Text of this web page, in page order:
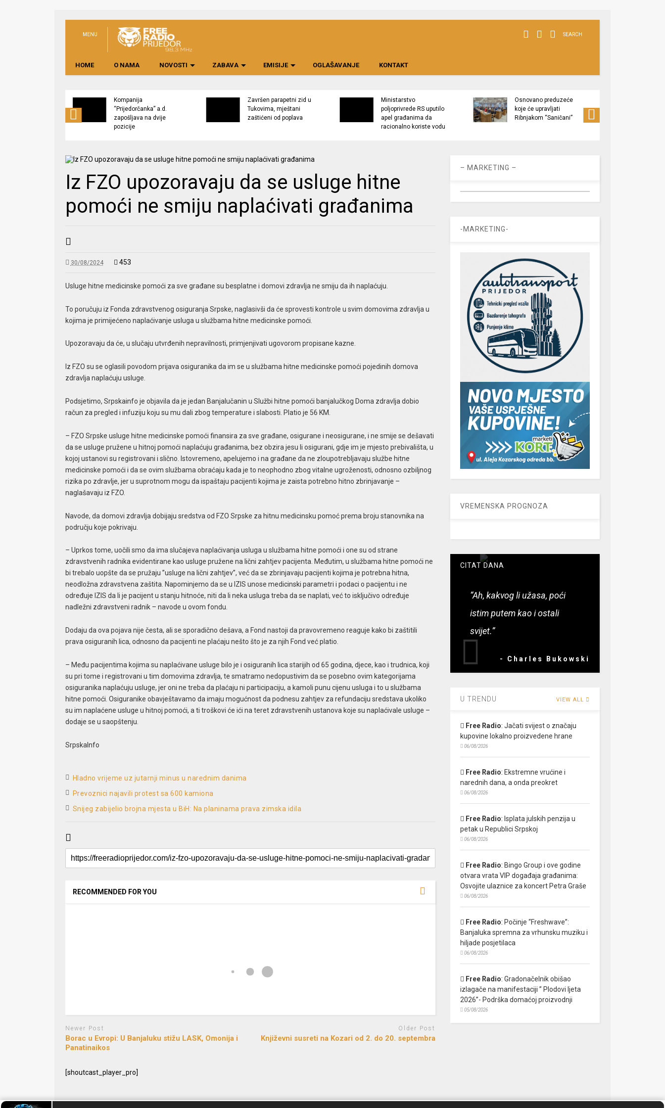
MENU SEARCH
HOME O NAMA NOVOSTI ZABAVA EMISIJE OGLAŠAVANJE KONTAKT
Kompanija
“Prijedorčanka” a.d.
zapošljava na dvije
pozicije
Završen parapetni zid u
Tukovima, mještani
zaštićeni od poplava
Ministarstvo
poljoprivrede RS uputilo
apel građanima da
racionalno koriste vodu
Osnovano preduzeće
koje će upravljati
Ribnjakom “Saničani”
Iz FZO upozoravaju da se usluge hitne
pomoći ne smiju naplaćivati građanima
30/08/2024 453
Usluge hitne medicinske pomoći za sve građane su besplatne i domovi zdravlja ne smiju da ih naplaćuju.
To poručuju iz Fonda zdravstvenog osiguranja Srpske, naglasivši da će sprovesti kontrole u svim domovima zdravlja u
kojima je primijećeno naplaćivanje usluga u službama hitne medicinske pomoći.
Upozoravaju da će, u slučaju utvrđenih nepravilnosti, primjenjivati ugovorom propisane kazne.
Iz FZO su se oglasili povodom prijava osiguranika da im se u službama hitne medicinske pomoći pojedinih domova
zdravlja naplaćuju usluge.
Podsjetimo, Srpskainfo je objavila da je jedan Banjalučanin u Službi hitne pomoći banjalučkog Doma zdravlja dobio
račun za pregled i infuziju koju su mu dali zbog temperature i slabosti. Platio je 56 KM.
– FZO Srpske usluge hitne medicinske pomoći finansira za sve građane, osigurane i neosigurane, i ne smije se dešavati
da se usluge pružene u hitnoj pomoći naplaćuju građanima, bez obzira jesu li osigurani, gdje im je mjesto prebivališta, u
kojoj ustanovi su registrovani i slično. Istovremeno, apelujemo i na građane da ne zloupotrebljavaju službe hitne
medicinske pomoći i da se ovim službama obraćaju kada je to neophodno zbog vitalne ugroženosti, odnosno ozbiljnog
rizika po zdravlje, jer u suprotnom mogu da ispaštaju pacijenti kojima je zaista potrebno hitno zbrinjavanje –
naglašavaju iz FZO.
Navode, da domovi zdravlja dobijaju sredstva od FZO Srpske za hitnu medicinsku pomoć prema broju stanovnika na
području koje pokrivaju.
– Uprkos tome, uočili smo da ima slučajeva naplaćivanja usluga u službama hitne pomoći i one su od strane
zdravstvenih radnika evidentirane kao usluge pružene na lični zahtjev pacijenta. Međutim, u službama hitne pomoći ne
bi trebalo uopšte da se pružaju ”usluge na lični zahtjev”, već da se zbrinjavaju pacijenti kojima je potrebna hitna,
neodložna zdravstvena zaštita. Napominjemo da se u IZIS unose medicinski parametri i podaci o pacijentu i ne
određuje IZIS da li je pacijent u stanju hitnoće, niti da li neka usluga treba da se naplati, već to isključivo određuje
nadležni zdravstveni radnik – navode u ovom fondu.
Dodaju da ova pojava nije česta, ali se sporadično dešava, a Fond nastoji da pravovremeno reaguje kako bi zaštitili
prava osiguranih lica, odnosno da pacijenti ne plaćaju nešto što je za njih Fond već platio.
– Među pacijentima kojima su naplaćivane usluge bilo je i osiguranih lica starijih od 65 godina, djece, kao i trudnica, koji
su pri tome i registrovani u tim domovima zdravlja, te smatramo nedopustivim da se posebno ovim kategorijama
osiguranika naplaćuju usluge, jer oni ne treba da plaćaju ni participaciju, a kamoli punu cijenu usluga i to u službama
hitne pomoći. Osiguranike obavještavamo da imaju mogućnost da podnesu zahtjev za refundaciju sredstava ukoliko
su im naplaćene usluge u hitnoj pomoći, a ti troškovi će ići na teret zdravstvenih ustanova koje su naplaćivale usluge –
dodaje se u saopštenju.
SrpskaInfo
Hladno vrijeme uz jutarnji minus u narednim danima
Prevoznici najavili protest sa 600 kamiona
Snijeg zabijelio brojna mjesta u BiH: Na planinama prava zimska idila
RECOMMENDED FOR YOU
Newer Post
Borac u Evropi: U Banjaluku stižu LASK, Omonija i
Panatinaikos
Older Post
Književni susreti na Kozari od 2. do 20. septembra
– MARKETING –
-MARKETING-
VREMENSKA PROGNOZA
CITAT DANA
“Ah, kakvog li užasa, poći
istim putem kao i ostali
svijet.”
- Charles Bukowski
U TRENDU VIEW ALL
Free Radio: Jačati svijest o značaju
kupovine lokalno proizvedene hrane
06/08/2026
Free Radio: Ekstremne vrućine i
narednih dana, a onda preokret
06/08/2026
Free Radio: Isplata julskih penzija u
petak u Republici Srpskoj
06/08/2026
Free Radio: Bingo Group i ove godine
otvara vrata VIP događaja građanima:
Osvojite ulaznice za koncert Petra Graše
06/08/2026
Free Radio: Počinje “Freshwave”:
Banjaluka spremna za vrhunsku muziku i
hiljade posjetilaca
06/08/2026
Free Radio: Gradonačelnik obišao
izlagače na manifestaciji ” Plodovi ljeta
2026”- Podrška domaćoj proizvodnji
05/08/2026
[shoutcast_player_pro]